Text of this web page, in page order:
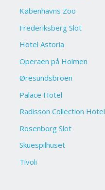
Københavns Zoo
Frederiksberg Slot
Hotel Astoria
Operaen på Holmen
Øresundsbroen
Palace Hotel
Radisson Collection Hotel
Rosenborg Slot
Skuespilhuset
Tivoli